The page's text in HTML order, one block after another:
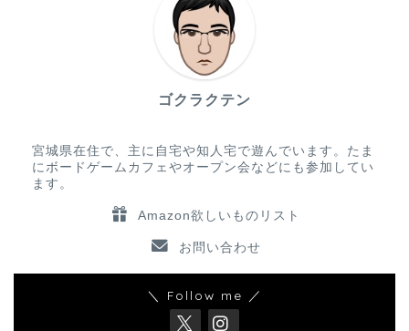
ゴクラクテン
宮城県在住で、主に自宅や知人宅で遊んでいます。たま
にボードゲームカフェやオープン会などにも参加してい
ます。
Amazon欲しいものリスト
お問い合わせ
＼ Follow me ／